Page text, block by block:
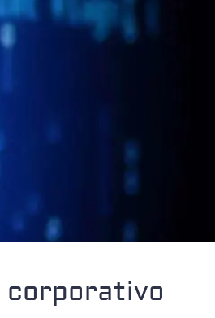
corporativo